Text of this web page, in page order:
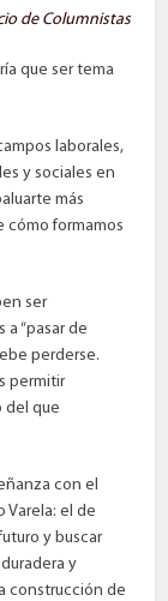
de Columnistas
que ser tema
laborales,
y sociales en
más
cómo formamos
ser
“pasar de
perderse.
permitir
del que
con el
Varela: el de
y buscar
y
construcción de